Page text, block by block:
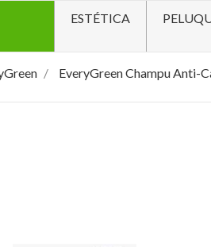
ESTÉTICA
EveryGreen Champu Anti-